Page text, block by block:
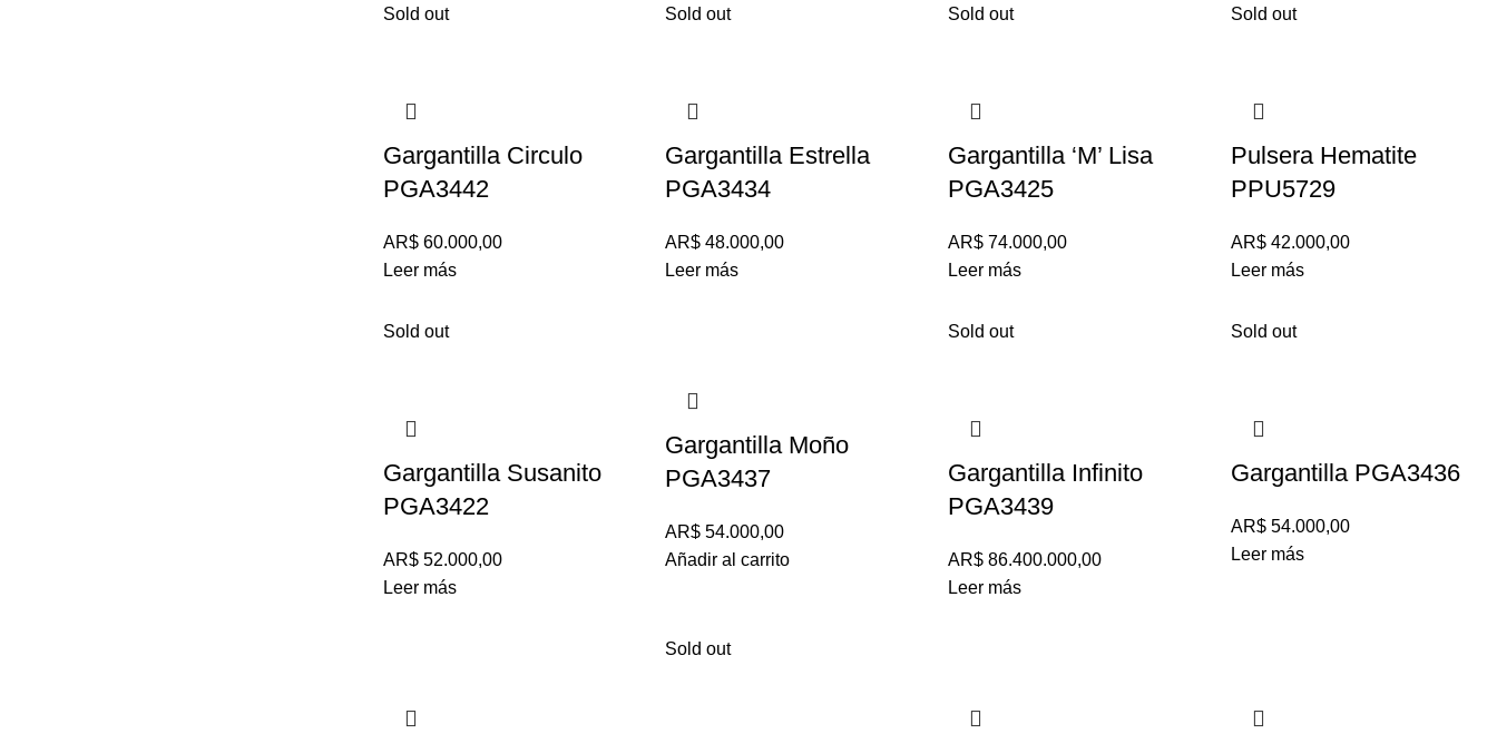
Sold out
Gargantilla Circulo
PGA3442
AR$60.000,00
Leer más
Sold out
Gargantilla Estrella
PGA3434
AR$ 48.000,00
Leer más
Sold out
Gargantilla ‘M’ Lisa
PGA3425
AR$ 74.000,00
Leer más
Sold out
Pulsera Hematite
PPU5729
AR$ 42.000,00
Leer más
Sold out
Gargantilla Susanito
PGA3422
AR$52.000,00
Leer más
Gargantilla Moño
PGA3437
AR$ 54.000,00
Añadir al carrito
Sold out
Gargantilla Infinito
PGA3439
AR$ 86.400.000,00
Leer más
Sold out
Gargantilla PGA3436
AR$ 54.000,00
Leer más
Sold out